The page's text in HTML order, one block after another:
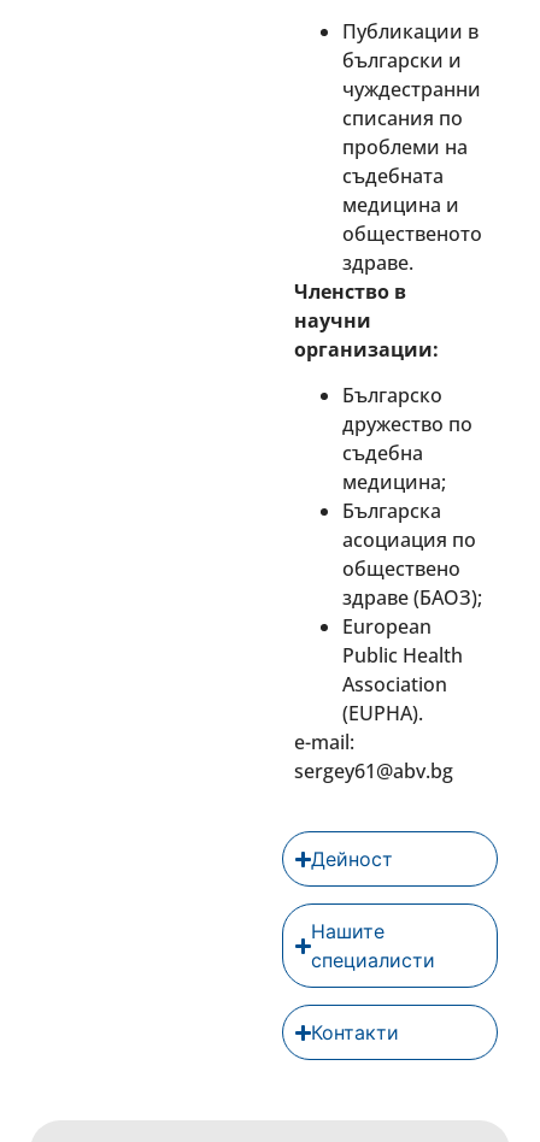
Публикации в
български и
чуждестранни
списания по
проблеми на
съдебната
медицина и
общественото
здраве.
Членство в
научни
организации:
Българско
дружество по
съдебна
медицина;
Българска
асоциация по
обществено
здраве (БАОЗ);
European
Public Health
Association
(EUPHA).
e-mail:
sergey61@abv.bg
Дейност
Нашите
специалисти
Контакти